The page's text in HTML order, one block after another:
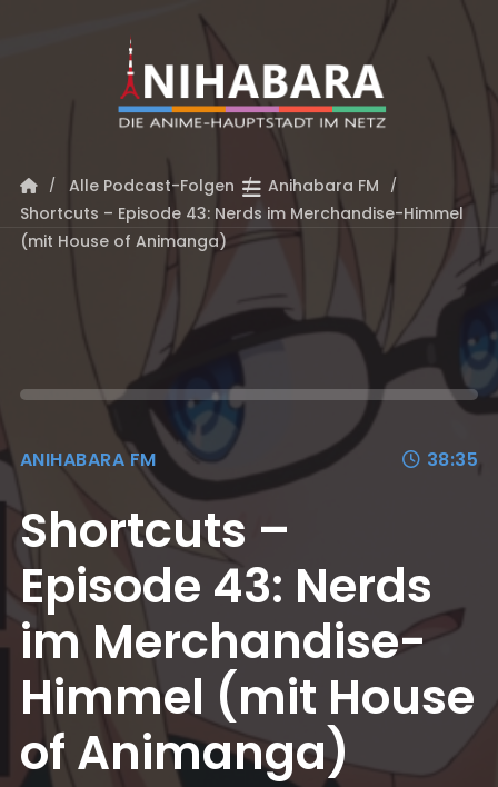
Alle Podcast-Folgen
Anihabara FM
Shortcuts – Episode 43: Nerds im Merchandise-Himmel
(mit House of Animanga)
ANIHABARA FM 38:35
Shortcuts –
Episode 43: Nerds
im Merchandise-
Himmel (mit House
of Animanga)